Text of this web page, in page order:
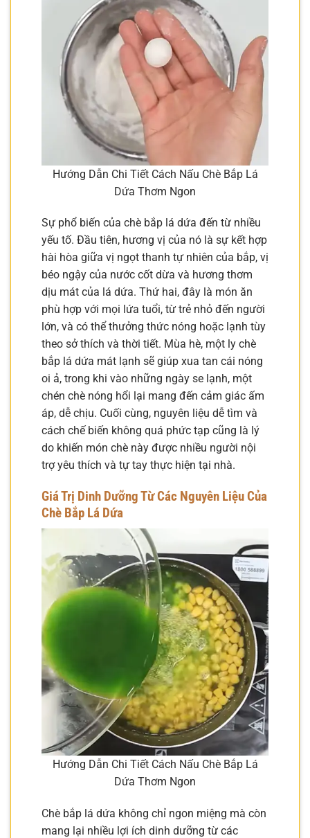
Hướng Dẫn Chi Tiết Cách Nấu Chè Bắp Lá
Dứa Thơm Ngon
Sự phổ biến của chè bắp lá dứa đến từ nhiều
yếu tố. Đầu tiên, hương vị của nó là sự kết hợp
hài hòa giữa vị ngọt thanh tự nhiên của bắp, vị
béo ngậy của nước cốt dừa và hương thơm
dịu mát của lá dứa. Thứ hai, đây là món ăn
phù hợp với mọi lứa tuổi, từ trẻ nhỏ đến người
lớn, và có thể thưởng thức nóng hoặc lạnh tùy
theo sở thích và thời tiết. Mùa hè, một ly chè
bắp lá dứa mát lạnh sẽ giúp xua tan cái nóng
oi ả, trong khi vào những ngày se lạnh, một
chén chè nóng hổi lại mang đến cảm giác ấm
áp, dễ chịu. Cuối cùng, nguyên liệu dễ tìm và
cách chế biến không quá phức tạp cũng là lý
do khiến món chè này được nhiều người nội
trợ yêu thích và tự tay thực hiện tại nhà.
Giá Trị Dinh Dưỡng Từ Các Nguyên Liệu Của
Chè Bắp Lá Dứa
Hướng Dẫn Chi Tiết Cách Nấu Chè Bắp Lá
Dứa Thơm Ngon
Chè bắp lá dứa không chỉ ngon miệng mà còn
mang lại nhiều lợi ích dinh dưỡng từ các